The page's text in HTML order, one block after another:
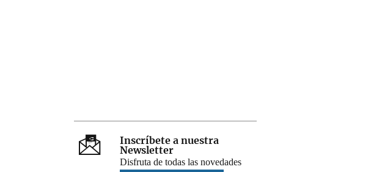
Inscríbete a nuestra
Newsletter
Disfruta de todas las novedades